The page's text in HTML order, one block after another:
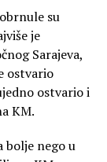
su
je
Sarajeva,
ostvario
ostvario i
KM.
bolje nego u